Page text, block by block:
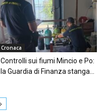
Cronaca
Controlli sui fiumi Mincio e Po:
la Guardia di Finanza stanga...